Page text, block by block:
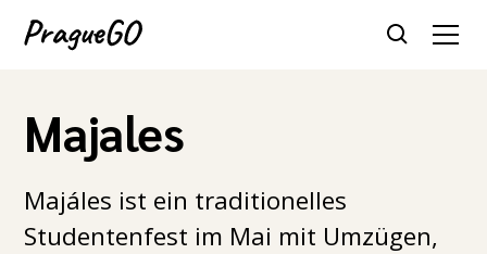
Majales
Majáles ist ein traditionelles
Studentenfest im Mai mit Umzügen,